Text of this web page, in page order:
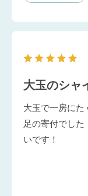
大玉のシャ
大玉で一房にた
足の寄付でした
いです！